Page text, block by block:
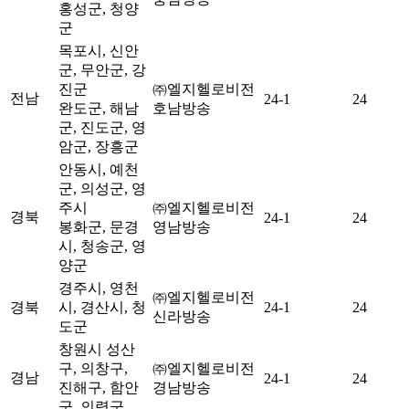
홍성군, 청양
군
전남
목포시, 신안
군, 무안군, 강
진군
완도군, 해남
군, 진도군, 영
암군, 장흥군
㈜엘지헬로비전
호남방송
24-1 24
경북
안동시, 예천
군, 의성군, 영
주시
봉화군, 문경
시, 청송군, 영
양군
㈜엘지헬로비전
영남방송
24-1 24
경북
경주시, 영천
시, 경산시, 청
도군
㈜엘지헬로비전
신라방송
24-1 24
경남
창원시 성산
구, 의창구,
진해구, 함안
㈜엘지헬로비전
경남방송
24-1 24